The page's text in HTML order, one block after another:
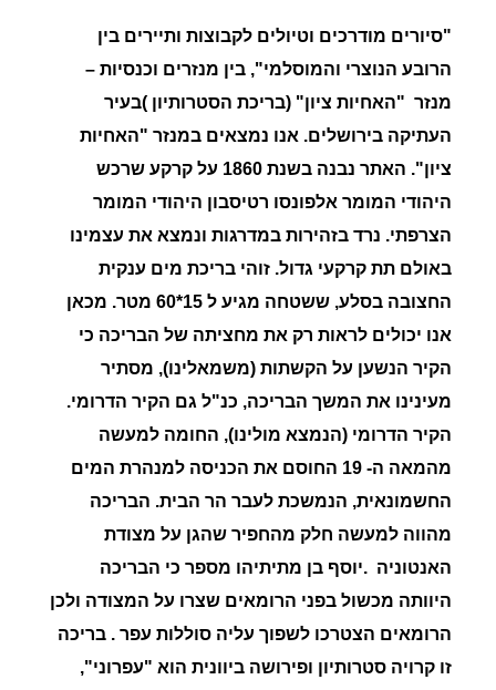
סיורים מודרכים וטיולים לקבוצות ותיירים בין
הרובע הנוצרי והמוסלמי", בין מנזרים וכנסיות–
מנזר "האחיות ציון" (בריכת הסטרותיון )בעיר
העתיקה בירושלים.אנו נמצאים במנזר "האחיות
ציון". האתר נבנה בשנת 1860 על קרקע שרכש
היהודי המומר אלפונסו רטיסבון היהודי המומר
הצרפתי. נרד בזהירות במדרגות ונמצא את עצמינו
באולם תת קרקעי גדול. זוהי בריכת מים ענקית
החצובה בסלע, ששטחה מגיע ל 15*60 מטר. מכאן
אנו יכולים לראות רק את מחציתה של הבריכה כי
הקיר הנשען על הקשתות (משמאלינו), מסתיר
מעינינו את המשך הבריכה, כנ"ל גם הקיר הדרומי.
הקיר הדרומי (הנמצא מולינו), החומה למעשה
מהמאה ה- 19 החוסם את הכניסה למנהרת המים
החשמונאית, הנמשכת לעבר הר הבית. הבריכה
מהווה למעשה חלק מהחפיר שהגן על מצודת
האנטוניה .יוסף בן מתיתיהו מספר כי הבריכה
היוותה מכשול בפני הרומאים שצרו על המצודה ולכן
הרומאים הצטרכו לשפוך עליה סוללות עפר . בריכה
זו קרויה סטרותיון ופירושה ביוונית הוא"עפרוני",